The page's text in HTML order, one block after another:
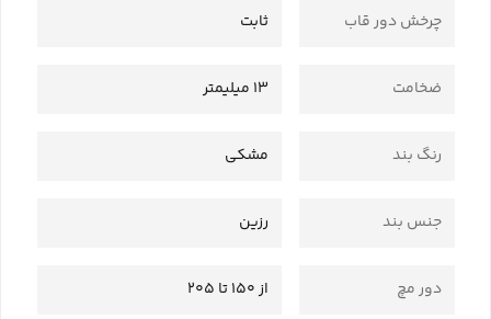
چرخش دور قاب ثابت
ضخامت 13 میلیمتر
رنگ بند مشکی
جنس بند رزین
دور مچ از 150 تا 205